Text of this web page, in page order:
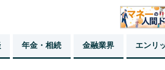
年金・相続 金融業界 エンリ